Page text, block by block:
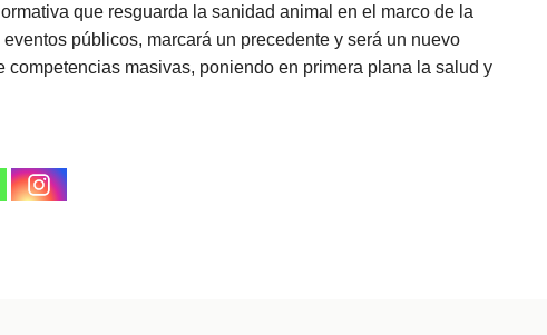
que resguarda la sanidad animal en el marco de la
públicos, marcará un precedente y será un nuevo
competencias masivas, poniendo en primera plana la salud y